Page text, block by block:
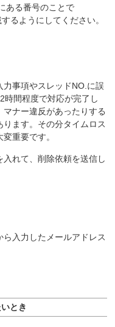
ある番号のことで
るようにしてください。
事項やスレッドNO.に誤
時間程度で対応が完了し
ナー違反があったりする
ます。その分タイムロス
重要です。
入れて、削除依頼を送信し
入力したメールアドレス
とき